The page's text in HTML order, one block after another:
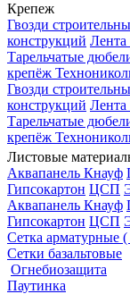
Крепеж
Гвозди
конструкций Лента
Тарельчатые
крепёж
Гвозди
конструкций Лента
Тарельчатые
крепёж
Листовые
Аквапанель Кнауф
Гипсокартон ЦСП
Аквапанель Кнауф
Гипсокартон ЦСП
Сетка арматурные (
Сетки базальтовые
Огнебиозащита
Паутинка